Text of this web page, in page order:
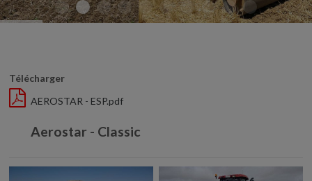
Télécharger
AEROSTAR - ESP.pdf
Aerostar - Classic